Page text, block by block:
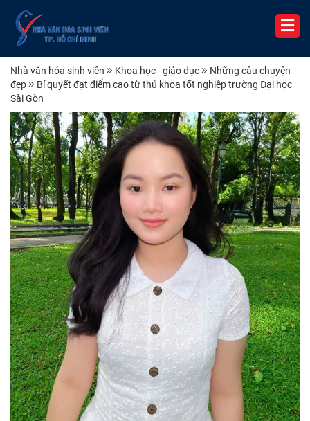
Nhà văn hóa sinh viên Khoa học - giáo dục
Những câu chuyện
đẹp
Bí quyết đạt điểm cao từ thủ khoa tốt nghiệp trường Đại học
Sài Gòn